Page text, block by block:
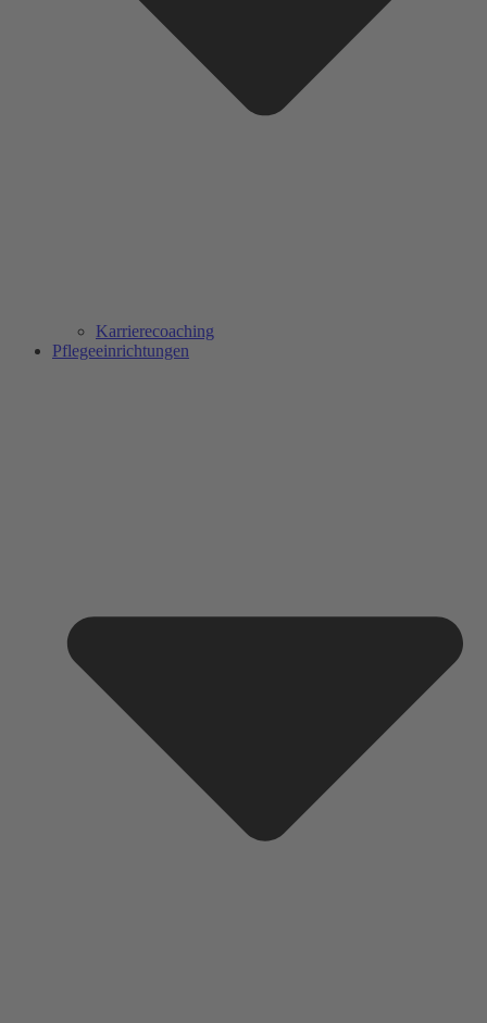
Karrierecoaching
Pflegeeinrichtungen